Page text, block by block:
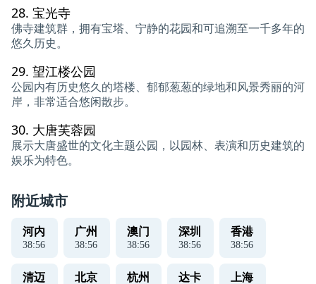
28. 宝光寺
佛寺建筑群，拥有宝塔、宁静的花园和可追溯至一千多年的
悠久历史。
29. 望江楼公园
公园内有历史悠久的塔楼、郁郁葱葱的绿地和风景秀丽的河
岸，非常适合悠闲散步。
30. 大唐芙蓉园
展示大唐盛世的文化主题公园，以园林、表演和历史建筑的
娱乐为特色。
附近城市
河内
38:57
广州
38:57
澳门
38:57
深圳
38:57
香港
38:57
清迈 北京 杭州 达卡 上海